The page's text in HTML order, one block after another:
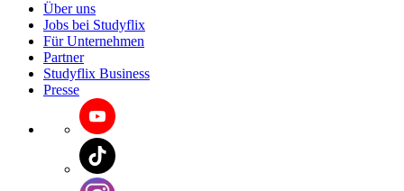
Über uns
Jobs bei Studyflix
Für Unternehmen
Partner
Studyflix Business
Presse